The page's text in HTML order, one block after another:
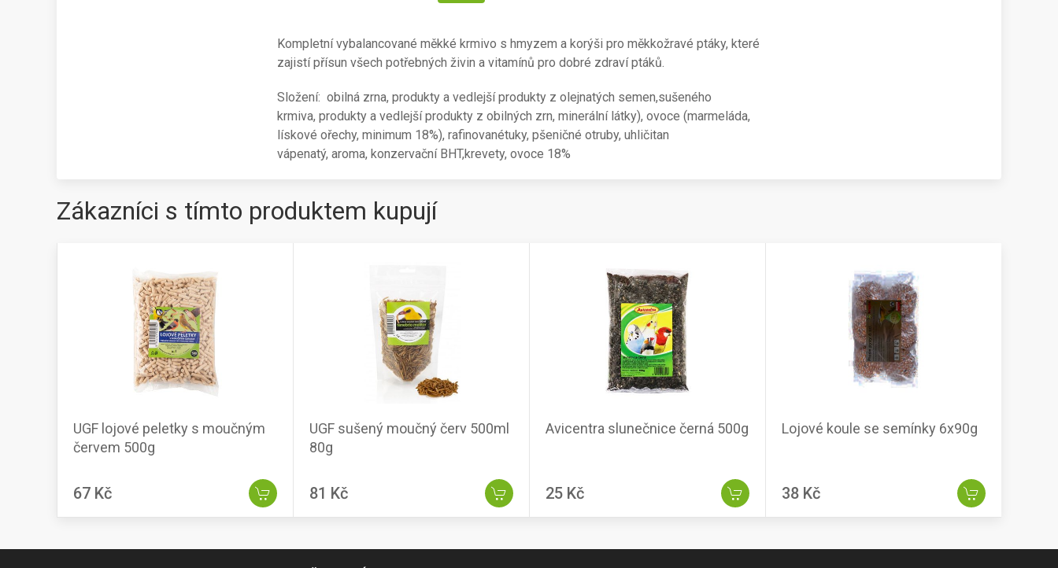
Kompletní vybalancované měkké krmivo s hmyzem a korýši pro měkkožravé ptáky, které
zajistí přísun všech potřebných živin a vitamínů pro dobré zdraví ptáků.
Složení: obilná zrna, produkty a vedlejší produkty z olejnatých semen,sušeného
krmiva, produkty a vedlejší produkty z obilných zrn, minerální látky), ovoce (marmeláda,
lískové ořechy, minimum 18%), rafinovanétuky, pšeničné otruby, uhličitan
vápenatý, aroma, konzervační BHT,krevety, ovoce 18%
Zákazníci s tímto produktem kupují
UGF lojové peletky s moučným
červem 500g
67 Kč
UGF sušený moučný červ 500ml
80g
81 Kč
Avicentra slunečnice černá 500g
25 Kč
Lojové koule se semínky 6x90g
38 Kč